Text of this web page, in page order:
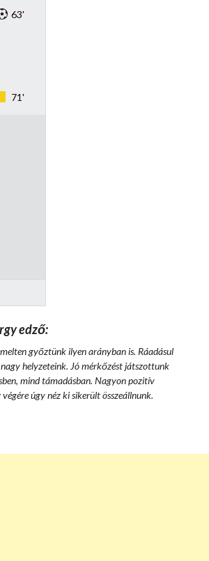
63'
71'
edző:
győztünk ilyen arányban is. Ráadásul
helyzeteink. Jó mérkőzést játszottunk
mind támadásban. Nagyon pozitív
úgy néz ki sikerült összeállnunk.